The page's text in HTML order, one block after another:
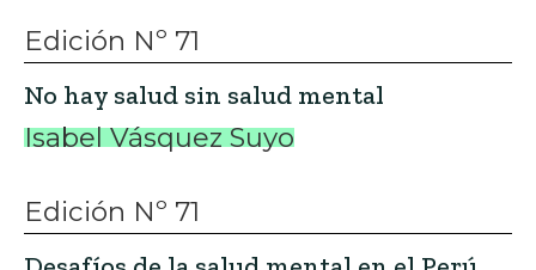
mental y la deriva autoritaria de la
violencia en el Perú
Derek Osain
Recomendado